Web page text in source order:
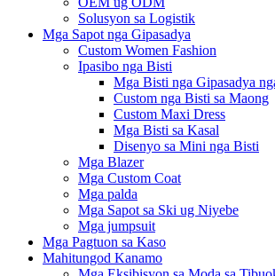
Solusyon sa Logistik
Mga Sapot nga Gipasadya
Custom Women Fashion
Ipasibo nga Bisti
Mga Bisti nga Gipasadya
Custom nga Bisti sa Maong
Custom Maxi Dress
Mga Bisti sa Kasal
Disenyo sa Mini nga Bisti
Mga Blazer
Mga Custom Coat
Mga palda
Mga Sapot sa Ski ug Niyebe
Mga jumpsuit
Mga Pagtuon sa Kaso
Mahitungod Kanamo